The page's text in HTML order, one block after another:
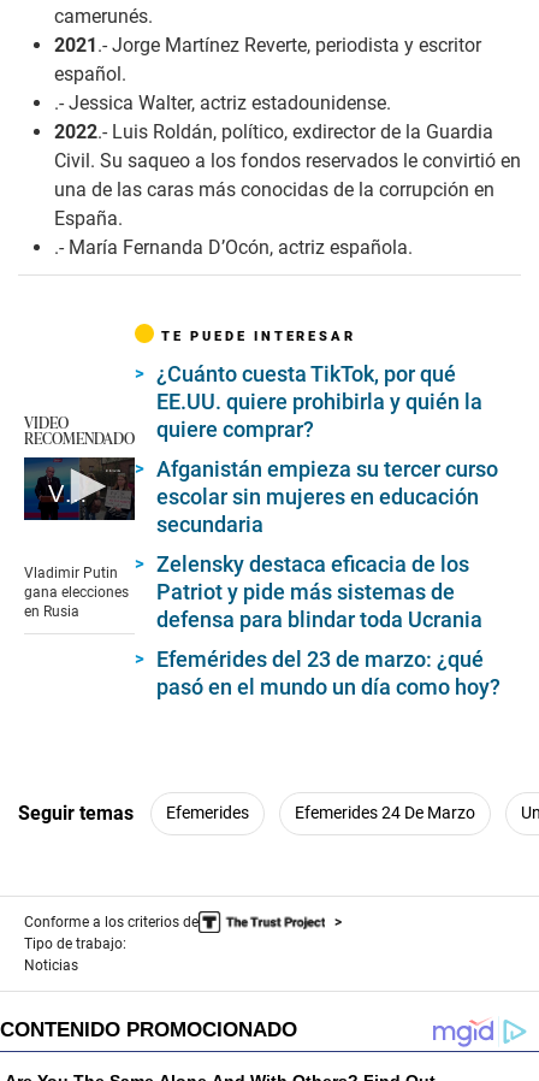
camerunés.
2021.- Jorge Martínez Reverte, periodista y escritor
español.
.- Jessica Walter, actriz estadounidense.
2022.- Luis Roldán, político, exdirector de la Guardia
Civil. Su saqueo a los fondos reservados le convirtió en
una de las caras más conocidas de la corrupción en
España.
.- María Fernanda D’Ocón, actriz española.
VIDEO
RECOMENDADO
Vladimir Putin se queda en el poder en Rusia
of
1
minute,
Vladimir Putin
gana elecciones
en Rusia
TE PUEDE INTERESAR
¿Cuánto cuesta TikTok, por qué
EE.UU. quiere prohibirla y quién la
quiere comprar?
Afganistán empieza su tercer curso
escolar sin mujeres en educación
secundaria
Zelensky destaca eficacia de los
Patriot y pide más sistemas de
defensa para blindar toda Ucrania
Efemérides del 23 de marzo: ¿qué
pasó en el mundo un día como hoy?
Seguir temas Efemerides Efemerides 24 De Marzo
Conforme a los criterios de
Tipo de trabajo:
Noticias